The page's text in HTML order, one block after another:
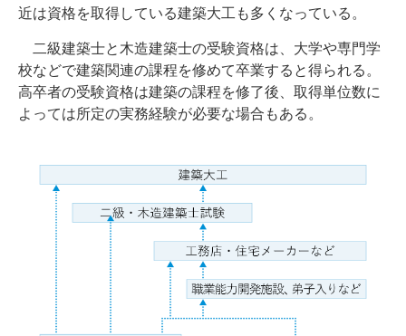
近は資格を取得している建築大工も多くなっている。
二級建築士と木造建築士の受験資格は、大学や専門学
校などで建築関連の課程を修めて卒業すると得られる。
高卒者の受験資格は建築の課程を修了後、取得単位数に
よっては所定の実務経験が必要な場合もある。